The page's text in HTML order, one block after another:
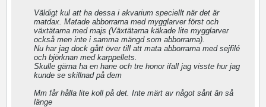
Väldigt kul att ha dessa i akvarium speciellt när det är
matdax. Matade abborrarna med mygglarver först och
växtätarna med majs (Växtätarna käkade lite mygglarver
också men inte i samma mängd som abborrarna).
Nu har jag dock gått över till att mata abborrarna med sejfilé
och björknan med karppellets.
Skulle gärna ha en hane och tre honor ifall jag visste hur jag
kunde se skillnad på dem
Mm får hålla lite koll på det. Inte märt av något sånt än så
länge